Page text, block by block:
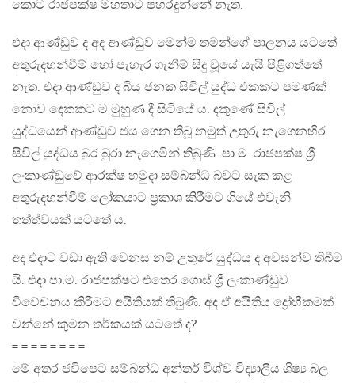
කොට රාජපක්ෂ මහතාට පහරදුන්නේ නැත.
එදා ආණ්ඩුව ද අද ආණ්ඩුව මෙන්ම තමන්ගේ පාලනය යටතේ
අතුරුදහන්වීම් හෝ පැහැර ගැනීම් සිදු වූයේ යැයි පිළිගත්තේ
නැත. එදා ආණ්ඩුව ද බිය ජනක සිවිල් යුද්ධ එකකට පමණක්
නොව දෙකකට ම මුහුණ දී සිටියේ ය. දකුණේ සිවිල්
යුද්ධයෙන් ආණ්ඩුව ජය ගෙන තිබූ නමුත් උතුරු නැගෙනහිර
සිවිල් යුද්ධය බුර බුරා නැගෙමින් තිබුණි. පා.ම. රාජපක්ෂ ශ්‍රී
ලංකාණ්ඩුවේ ආරක්ෂ හමුදා සම්බන්ධ බවට සැක කළ
අතුරුදහන්වීම් ලෝකයාට ප්‍රකාශ කිරීමට ගියේ එවැනි
තත්ත්වයක් යටතේ ය.
අද එදාට වඩා ඇති වෙනස නම් උතුරේ යුද්ධය ද අවසන්ව තිබීම
යි. එදා පා.ම. රාජපක්ෂට එතෙර ගොස් ශ්‍රී ලංකාණ්ඩුව
විවේචනය කිරීමට අයිතියක් තිබුණි. අද ඒ අයිතිය ද්‍රෝහීකමක්
වන්නේ කුමන තර්කයක් යටතේ ද?
= = = = = = = =
මේ අතර ජවිපෙට සම්බන්ධ අන්තර් විශ්ව විද්‍යාලීය ශිෂ්‍ය බල